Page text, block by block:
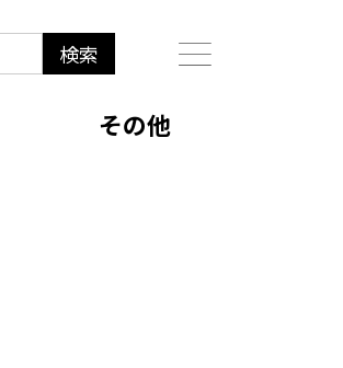
その他